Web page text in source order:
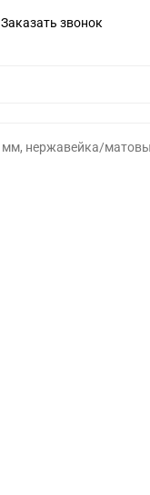
Заказать звонок
мм, нержавейка/